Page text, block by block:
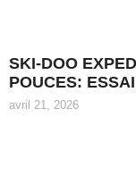
SKI-DOO
POUCES:
avril 21, 2026